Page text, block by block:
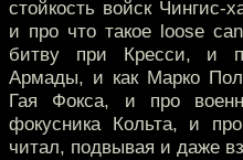
стойкость войск Чингис-
и про что такое loose
битву при Кресси, и
Армады, и как Марко
Гая Фокса, и про
фокусника Кольта, и
читал, подвывая и даже